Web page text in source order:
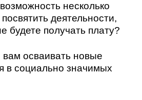
несколько
деятельности,
будете получать плату?
осваивать новые
в социально значимых